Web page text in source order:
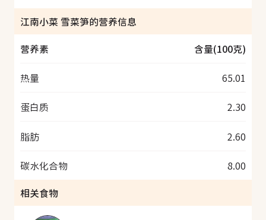
江南小菜 雪菜笋的营养信息
营养素
含量(100克)
热量 65.01
蛋白质 2.30
脂肪 2.60
碳水化合物
8.00
相关食物